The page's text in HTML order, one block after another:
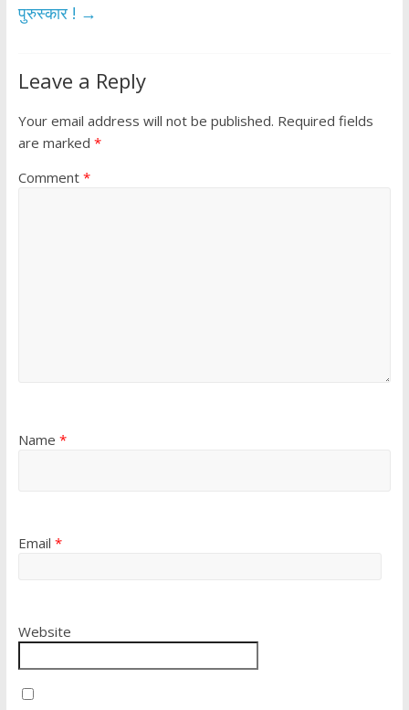
पुरुस्कार ! →
Leave a Reply
Your email address will not be published. Required fields
are marked *
Comment *
Name *
Email *
Website